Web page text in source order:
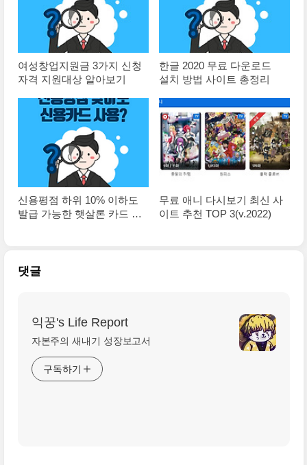
여성창업지원금 3가지 신청
자격 지원대상 알아보기
한글 2020 무료 다운로드
설치 방법 사이트 총정리
신용평점 하위 10% 이하도
발급 가능한 햇살론 카드 총
무료 애니 다시보기 최신 사
이트 추천 TOP 3(v.2022)
댓글
익꿍's Life Report
자본주의 새내기 성장보고서
구독하기